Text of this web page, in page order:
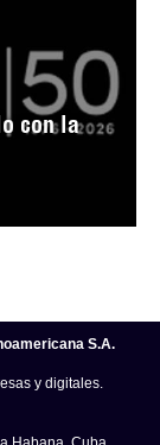
con la
S.A.
y digitales.